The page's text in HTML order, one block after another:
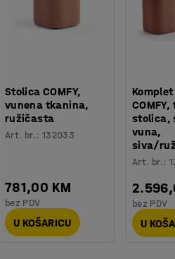
u obliku potkove olakšava
izdržljivom vunenom
EN16139, udovoljava
sustav referenciranja i
& 4303
Stolica COMFY,
vunena tkanina,
ružičasta
Art. br.: 132033
781,00 KM
bez PDV
U KOŠARICU
stolica,
vuna,
siva/
Art. br.:
bez PDV
U